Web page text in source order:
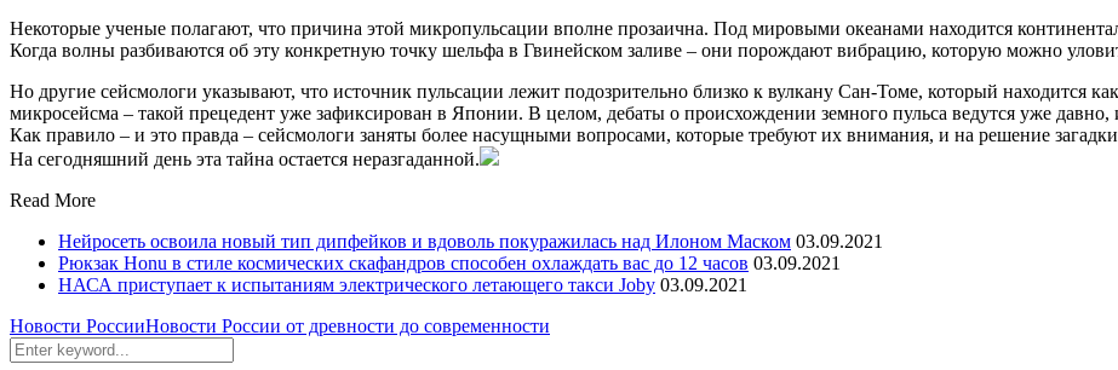
Некоторые ученые полагают, что причина этой микропульсации вполне прозаична. Под мировыми океанами находится
Когда волны разбиваются об эту конкретную точку шельфа в Гвинейском заливе – они порождают вибрацию, которую можно
Но другие сейсмологи указывают, что источник пульсации лежит подозрительно близко к вулкану Сан-Томе, который находится
микросейсма – такой прецедент уже зафиксирован в Японии. В целом, дебаты о происхождении земного пульса ведутся уже
Как правило – и это правда – сейсмологи заняты более насущными вопросами, которые требуют их внимания, и на решение
На сегодняшний день эта тайна остается неразгаданной.
Read More
Нейросеть освоила новый тип дипфейков и вдоволь покуражилась над Илоном Маском 03.09.2021
Рюкзак Honu в стиле космических скафандров способен охлаждать вас до 12 часов 03.09.2021
НАСА приступает к испытаниям электрического летающего такси Joby 03.09.2021
Новости РоссииНовости России от древности до современности